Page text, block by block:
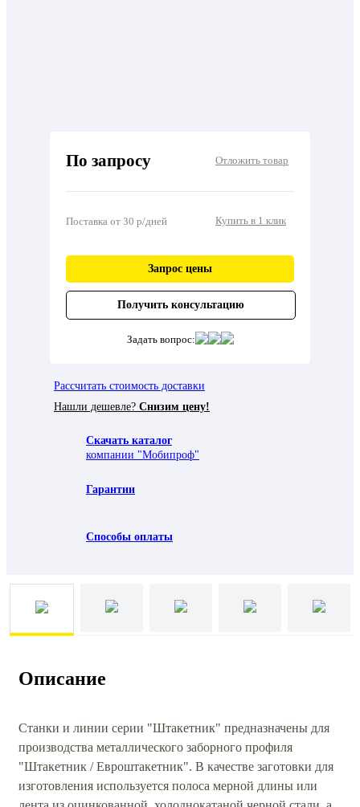
По запросу Отложить товар
Поставка от 30 р/дней Купить в 1 клик
Запрос цены
Получить консультацию
Задать вопрос:
Рассчитать стоимость доставки
Нашли дешевле? Снизим цену!
Скачать каталог
компании "Мобипроф"
Гарантии
Способы оплаты
Описание
Станки и линии серии "Штакетник" предназначены для
производства металлического заборного профиля
"Штакетник / Евроштакетник". В качестве заготовки для
изготовления используется полоса мерной длины или